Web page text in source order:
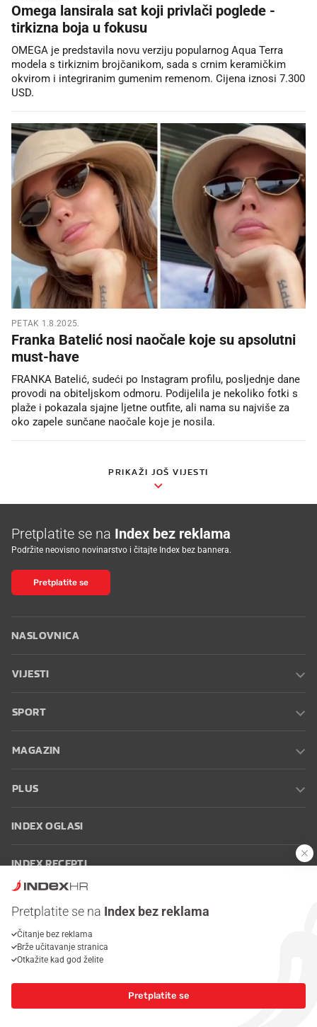
Omega lansirala sat koji privlači poglede -
tirkizna boja u fokusu
OMEGA je predstavila novu verziju popularnog Aqua Terra
modela s tirkiznim brojčanikom, sada s crnim keramičkim
okvirom i integriranim gumenim remenom. Cijena iznosi 7.300
USD.
PETAK 1.8.2025.
Franka Batelić nosi naočale koje su apsolutni
must-have
FRANKA Batelić, sudeći po Instagram profilu, posljednje dane
provodi na obiteljskom odmoru. Podijelila je nekoliko fotki s
plaže i pokazala sjajne ljetne outfite, ali nama su najviše za
oko zapele sunčane naočale koje je nosila.
PRIKAŽI JOŠ VIJESTI
Pretplatite se na Index bez reklama
Podržite neovisno novinarstvo i čitajte Index bez bannera.
Pretplatite se
NASLOVNICA
VIJESTI
SPORT
MAGAZIN
PLUS
INDEX OGLASI
INDEX RECEPTI
Oglašavanje Zaposli se na Indexu
korištenja
Postavke kolačića
© 2026 Index
Pretplatite se na Index bez reklama
Čitanje bez reklama
Brže učitavanje stranica
Otkažite kad god želite
Pretplatite se